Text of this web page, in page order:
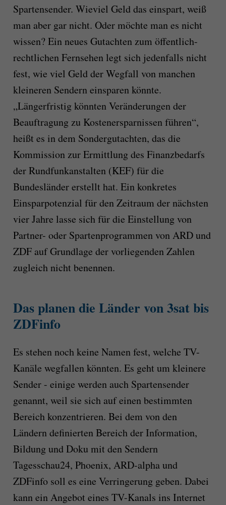
Spartensender. Wieviel Geld das einspart, weiß
man aber gar nicht. Oder möchte man es nicht
wissen? Ein neues Gutachten zum öffentlich-
rechtlichen Fernsehen legt sich jedenfalls nicht
fest, wie viel Geld der Wegfall von manchen
kleineren Sendern einsparen könnte.
„Längerfristig könnten Veränderungen der
Beauftragung zu Kostenersparnissen führen“,
heißt es in dem Sondergutachten, das die
Kommission zur Ermittlung des Finanzbedarfs
der Rundfunkanstalten (KEF) für die
Bundesländer erstellt hat. Ein konkretes
Einsparpotenzial für den Zeitraum der nächsten
vier Jahre lasse sich für die Einstellung von
Partner- oder Spartenprogrammen von ARD und
ZDF auf Grundlage der vorliegenden Zahlen
zugleich nicht benennen.
Das planen die Länder von 3sat bis
ZDFinfo
Es stehen noch keine Namen fest, welche TV-
Kanäle wegfallen könnten. Es geht um kleinere
Sender - einige werden auch Spartensender
genannt, weil sie sich auf einen bestimmten
Bereich konzentrieren. Bei dem von den
Ländern definierten Bereich der Information,
Bildung und Doku mit den Sendern
Tagesschau24, Phoenix, ARD-alpha und
ZDFinfo soll es eine Verringerung geben. Dabei
kann ein Angebot eines TV-Kanals ins Internet